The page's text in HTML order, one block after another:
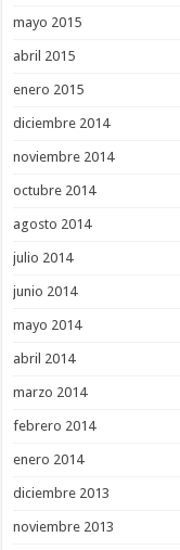
mayo 2015
abril 2015
enero 2015
diciembre 2014
noviembre 2014
octubre 2014
agosto 2014
julio 2014
junio 2014
mayo 2014
abril 2014
marzo 2014
febrero 2014
enero 2014
diciembre 2013
noviembre 2013